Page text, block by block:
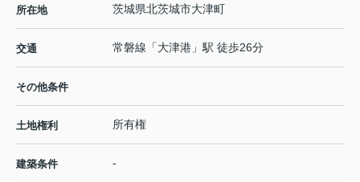
所在地 茨城県北茨城市大津町
交通 常磐線 「大津港 」駅 徒歩26分
その他条件
土地権利 所有権
建築条件 -